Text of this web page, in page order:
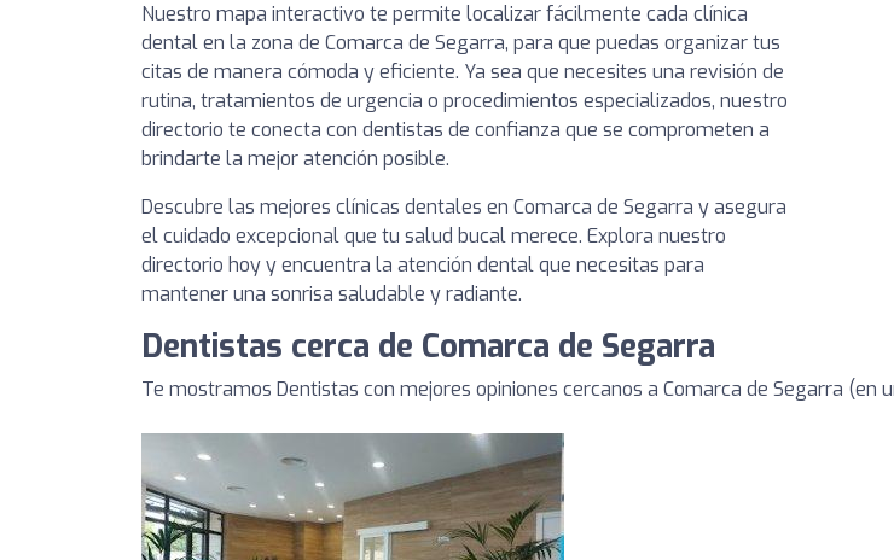
Nuestro mapa interactivo te permite localizar fácilmente cada clínica
dental en la zona de Comarca de Segarra, para que puedas organizar tus
citas de manera cómoda y eficiente. Ya sea que necesites una revisión de
rutina, tratamientos de urgencia o procedimientos especializados, nuestro
directorio te conecta con dentistas de confianza que se comprometen a
brindarte la mejor atención posible.
Descubre las mejores clínicas dentales en Comarca de Segarra y asegura
el cuidado excepcional que tu salud bucal merece. Explora nuestro
directorio hoy y encuentra la atención dental que necesitas para
mantener una sonrisa saludable y radiante.
Dentistas cerca de Comarca de Segarra
Te mostramos Dentistas con mejores opiniones cercanos a Comarca de Segarra (en